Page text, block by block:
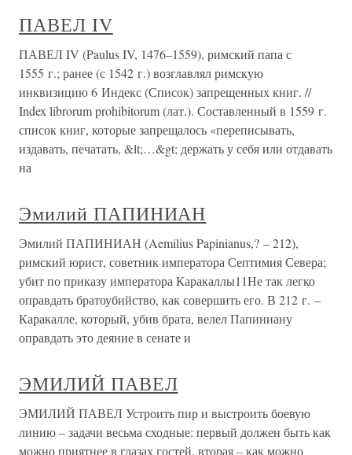
ПАВЕЛ IV
ПАВЕЛ IV (Paulus IV, 1476–1559), римский папа с
1555 г.; ранее (с 1542 г.) возглавлял римскую
инквизицию 6 Индекс (Список) запрещенных книг. //
Index librorum prohibitorum (лат.). Составленный в 1559 г.
список книг, которые запрещалось «переписывать,
издавать, печатать, &lt;…&gt; держать у себя или отдавать
на
Эмилий ПАПИНИАН
Эмилий ПАПИНИАН (Aemilius Papinianus,? – 212),
римский юрист, советник императора Септимия Севера;
убит по приказу императора Каракаллы11Не так легко
оправдать братоубийство, как совершить его. В 212 г. –
Каракалле, который, убив брата, велел Папиниану
оправдать это деяние в сенате и
ЭМИЛИЙ ПАВЕЛ
ЭМИЛИЙ ПАВЕЛ Устроить пир и выстроить боевую
линию – задачи весьма сходные: первый должен быть как
можно приятнее в глазах гостей, вторая – как можно